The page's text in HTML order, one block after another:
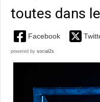
toutes dans
Facebook
powered by social2s